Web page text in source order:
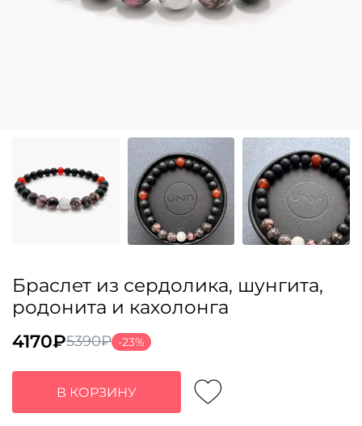
Браслет из сердолика, шунгита,
родонита и кахолонга
5390₽
Первоначальная
цена
составляла
5390₽.
4170₽
Текущая
цена:
4170₽.
-23%
В КОРЗИНУ